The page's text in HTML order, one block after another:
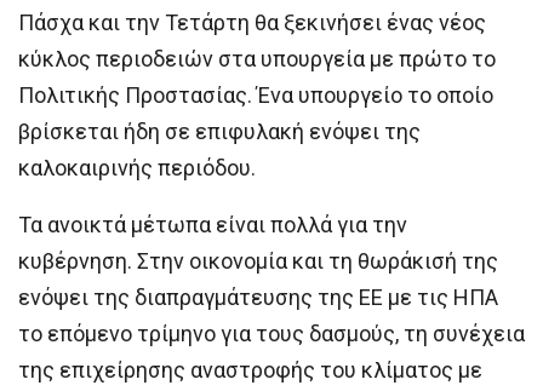
Πάσχα και την Τετάρτη θα ξεκινήσει ένας νέος
κύκλος περιοδειών στα υπουργεία με πρώτο το
Πολιτικής Προστασίας. Ένα υπουργείο το οποίο
βρίσκεται ήδη σε επιφυλακή ενόψει της
καλοκαιρινής περιόδου.
Τα ανοικτά μέτωπα είναι πολλά για την
κυβέρνηση. Στην οικονομία και τη θωράκισή της
ενόψει της διαπραγμάτευσης της ΕΕ με τις ΗΠΑ
το επόμενο τρίμηνο για τους δασμούς, τη συνέχεια
της επιχείρησης αναστροφής του κλίματος με